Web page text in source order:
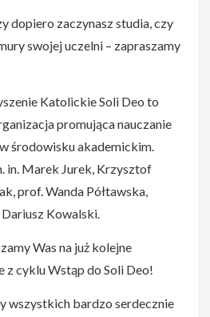
dopiero zaczynasz studia, czy
swojej uczelni – zapraszamy
Katolickie Soli Deo to
promująca nauczanie
środowisku akademickim.
in. Marek Jurek, Krzysztof
prof. Wanda Półtawska,
Kowalski.
Was na już kolejne
z cyklu Wstąp do Soli Deo!
wszystkich bardzo serdecznie